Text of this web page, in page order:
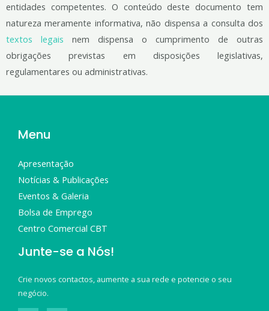
entidades competentes. O conteúdo deste documento tem
natureza meramente informativa, não dispensa a consulta dos
textos legais nem dispensa o cumprimento de outras
obrigações previstas em disposições legislativas,
regulamentares ou administrativas.
Menu
Apresentação
Notícias & Publicações
Eventos & Galeria
Bolsa de Emprego
Centro Comercial CBT
Junte-se a Nós!
Crie novos contactos, aumente a sua rede e potencie o seu
negócio.